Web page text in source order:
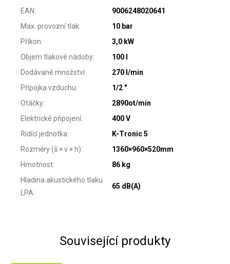
EAN:
9006248020641
Max. provozní tlak:
10 bar
Příkon:
3,0 kW
Objem tlakové nádoby:
100 l
Dodávané množství:
270 l/min
Přípojka vzduchu:
1/2 "
Otáčky:
2890ot/min
Elektrické připojení:
400 V
Řídící jednotka:
K-Tronic 5
Rozměry (š × v × h):
1360×960×520mm
Hmotnost:
86 kg
Hladina akustického tlaku
LPA:
65 dB(A)
Související produkty